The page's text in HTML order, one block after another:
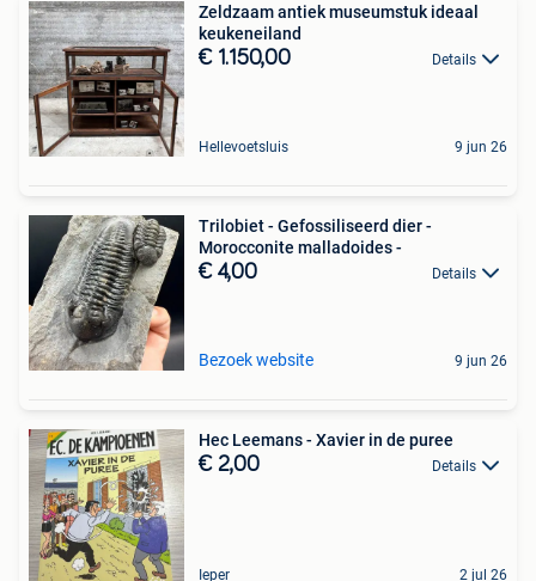
Zeldzaam antiek museumstuk ideaal
keukeneiland
€ 1.150,00 Details
Hellevoetsluis 9 jun 26
Trilobiet - Gefossiliseerd dier -
Morocconite malladoides -
€ 4,00 Details
Bezoek website 9 jun 26
Hec Leemans - Xavier in de puree
€ 2,00 Details
Ieper 2 jul 26